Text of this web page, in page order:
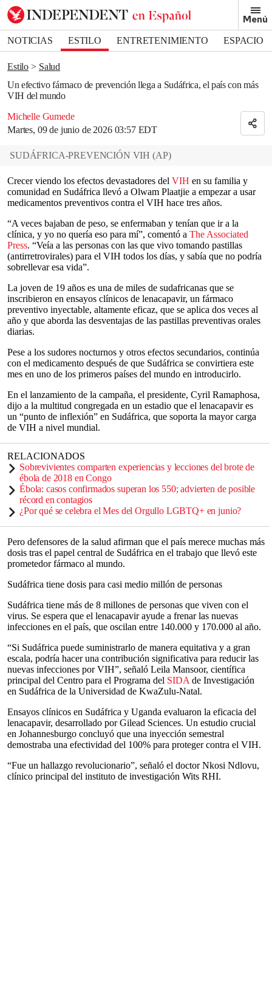
Menú
NOTICIAS ESTILO ENTRETENIMIENTO
ESPACIO
DEPORTES
Estilo
Salud
Un efectivo fármaco de prevención llega a Sudáfrica, el país con más
VIH del mundo
Michelle Gumede
Martes, 09 de junio de 2026 03:57 EDT
Bookmark popover
Removed from bookmarks
Close popover
SUDÁFRICA-PREVENCIÓN VIH (AP)
Crecer viendo los efectos devastadores del VIH en su familia y
comunidad en Sudáfrica llevó a Olwam Plaatjie a empezar a usar
medicamentos preventivos contra el VIH hace tres años.
“A veces bajaban de peso, se enfermaban y tenían que ir a la
clínica, y yo no quería eso para mí”, comentó a The Associated
Press. “Veía a las personas con las que vivo tomando pastillas
(antirretrovirales) para el VIH todos los días, y sabía que no podría
sobrellevar esa vida”.
La joven de 19 años es una de miles de sudafricanas que se
inscribieron en ensayos clínicos de lenacapavir, un fármaco
preventivo inyectable, altamente eficaz, que se aplica dos veces al
año y que aborda las desventajas de las pastillas preventivas orales
diarias.
Pese a los sudores nocturnos y otros efectos secundarios, continúa
con el medicamento después de que Sudáfrica se convirtiera este
mes en uno de los primeros países del mundo en introducirlo.
En el lanzamiento de la campaña, el presidente, Cyril Ramaphosa,
dijo a la multitud congregada en un estadio que el lenacapavir es
un “punto de inflexión” en Sudáfrica, que soporta la mayor carga
de VIH a nivel mundial.
RELACIONADOS
Sobrevivientes comparten experiencias y lecciones del brote de
ébola de 2018 en Congo
Ébola: casos confirmados superan los 550; advierten de posible
récord en contagios
¿Por qué se celebra el Mes del Orgullo LGBTQ+ en junio?
Pero defensores de la salud afirman que el país merece muchas más
dosis tras el papel central de Sudáfrica en el trabajo que llevó este
prometedor fármaco al mundo.
Sudáfrica tiene dosis para casi medio millón de personas
Sudáfrica tiene más de 8 millones de personas que viven con el
virus. Se espera que el lenacapavir ayude a frenar las nuevas
infecciones en el país, que oscilan entre 140.000 y 170.000 al año.
“Si Sudáfrica puede suministrarlo de manera equitativa y a gran
escala, podría hacer una contribución significativa para reducir las
nuevas infecciones por VIH”, señaló Leila Mansoor, científica
principal del Centro para el Programa del SIDA de Investigación
en Sudáfrica de la Universidad de KwaZulu-Natal.
Ensayos clínicos en Sudáfrica y Uganda evaluaron la eficacia del
lenacapavir, desarrollado por Gilead Sciences. Un estudio crucial
en Johannesburgo concluyó que una inyección semestral
demostraba una efectividad del 100% para proteger contra el VIH.
“Fue un hallazgo revolucionario”, señaló el doctor Nkosi Ndlovu,
clínico principal del instituto de investigación Wits RHI.